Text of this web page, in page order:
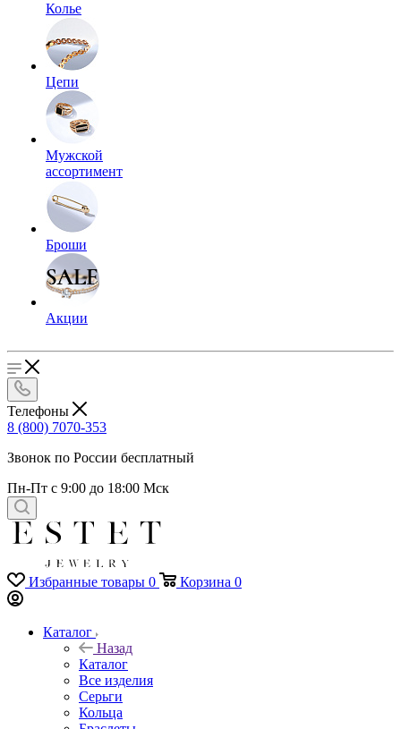
Колье
Цепи
Мужской
ассортимент
Броши
Акции
Телефоны
8 (800) 7070-353
Звонок по России бесплатный
Пн-Пт с 9:00 до 18:00 Мск
Избранные товары 0 Корзина 0
Каталог
Назад
Каталог
Все изделия
Серьги
Кольца